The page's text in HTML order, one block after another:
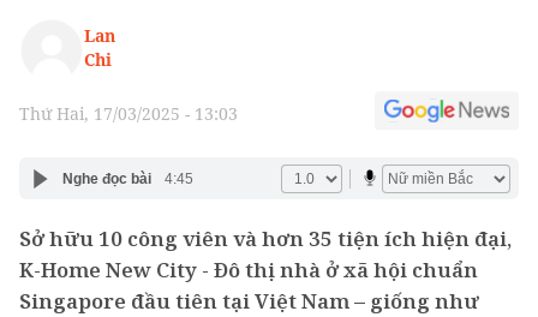
Lan
Chi
Thứ Hai, 17/03/2025 - 13:03
Nghe đọc bài 4:45
Sở hữu 10 công viên và hơn 35 tiện ích hiện đại,
K-Home New City - Đô thị nhà ở xã hội chuẩn
Singapore đầu tiên tại Việt Nam – giống như